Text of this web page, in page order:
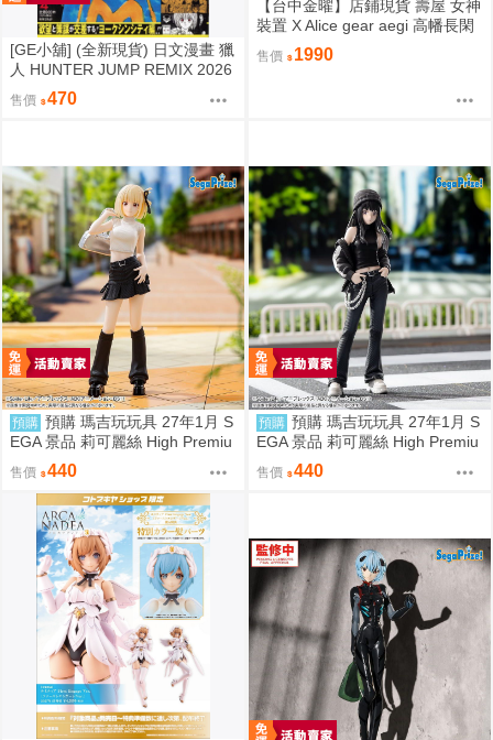
[GE小舖] (全新現貨) 日文漫畫 獵
人 HUNTER JUMP REMIX 2026
年 新封面再版 第4卷 酷拉皮卡
售價 470
【台中金曜】店鋪現貨 壽屋 女神
裝置 X Alice gear aegi 高幡長閑
一般版
售價 1990
預購 預購 瑪吉玩玩具 27年1月 S
EGA 景品 莉可麗絲 High Premiu
m 錦木千束 STREET SNAP
售價 440
預購 預購 瑪吉玩玩具 27年1月 S
EGA 景品 莉可麗絲 High Premiu
m 井之上瀧奈 STREET SNAP
售價 440